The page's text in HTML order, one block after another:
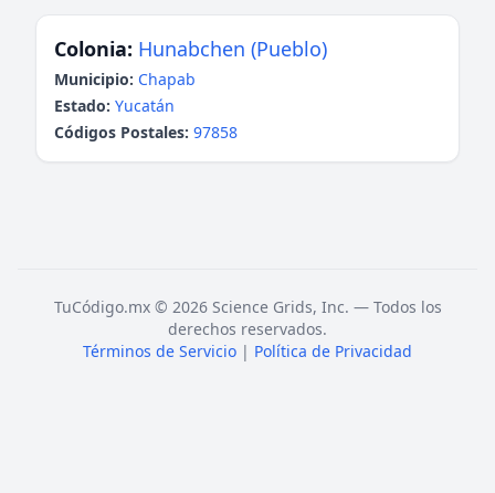
Colonia: Hunabchen (Pueblo)
Municipio: Chapab
Estado: Yucatán
Códigos Postales: 97858
TuCódigo.mx © 2026 Science Grids, Inc. — Todos los
derechos reservados.
Términos de Servicio | Política de Privacidad